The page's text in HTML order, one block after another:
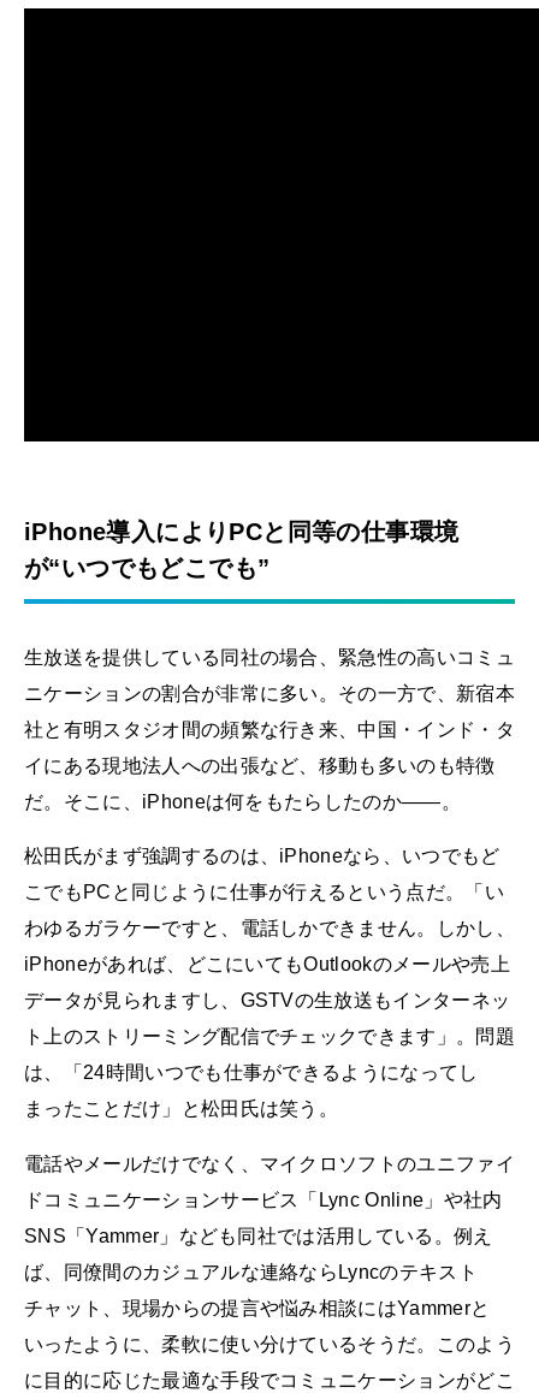
iPhone導入によりPCと同等の仕事環境
が“いつでもどこでも”
生放送を提供している同社の場合、緊急性の高いコミュ
ニケーションの割合が非常に多い。その一方で、新宿本
社と有明スタジオ間の頻繁な行き来、中国・インド・タ
イにある現地法人への出張など、移動も多いのも特徴
だ。そこに、iPhoneは何をもたらしたのか――。
松田氏がまず強調するのは、iPhoneなら、いつでもど
こでもPCと同じように仕事が行えるという点だ。「い
わゆるガラケーですと、電話しかできません。しかし、
iPhoneがあれば、どこにいてもOutlookのメールや売上
データが見られますし、GSTVの生放送もインターネッ
ト上のストリーミング配信でチェックできます」。問題
は、「24時間いつでも仕事ができるようになってし
まったことだけ」と松田氏は笑う。
電話やメールだけでなく、マイクロソフトのユニファイ
ドコミュニケーションサービス「Lync Online」や社内
SNS「Yammer」なども同社では活用している。例え
ば、同僚間のカジュアルな連絡ならLyncのテキスト
チャット、現場からの提言や悩み相談にはYammerと
いったように、柔軟に使い分けているそうだ。このよう
に目的に応じた最適な手段でコミュニケーションがどこ